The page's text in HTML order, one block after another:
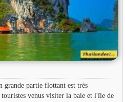
grande partie flottant est très
venus visiter la baie et l'île de